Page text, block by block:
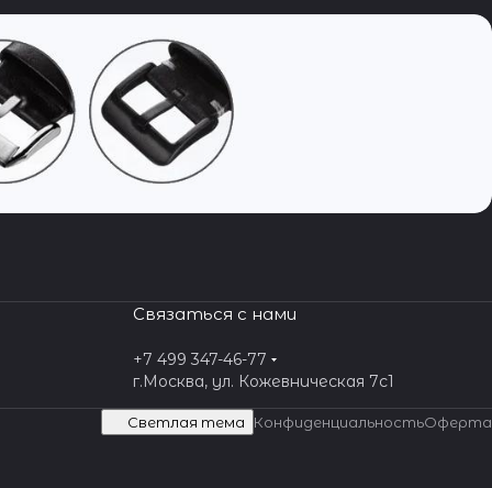
Связаться с нами
+7 499 347-46-77
г.Москва, ул. Кожевническая 7c1
Светлая тема КонфиденциальностьОферта